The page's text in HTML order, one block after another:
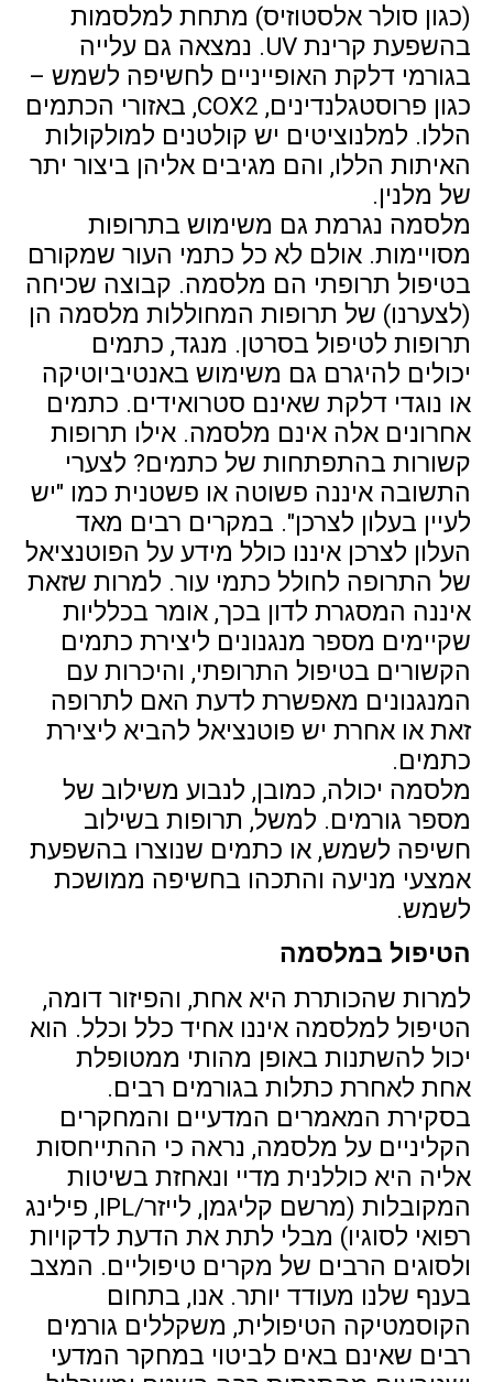
(כגון סולר אלסטוזיס) מתחת למלסמות
בהשפעת קרינת UV. נמצאה גם עלייה
בגורמי דלקת האופייניים לחשיפה לשמש –
כגון פרוסטגלנדינים, COX2, באזורי הכתמים
הללו. למלנוציטים יש קולטנים למולקולות
האיתות הללו, והם מגיבים אליהן ביצור יתר
של מלנין.
מלסמה נגרמת גם משימוש בתרופות
מסויימות. אולם לא כל כתמי העור שמקורם
בטיפול תרופתי הם מלסמה. קבוצה שכיחה
(לצערנו) של תרופות המחוללות מלסמה הן
תרופות לטיפול בסרטן. מנגד, כתמים
יכולים להיגרם גם משימוש באנטיביוטיקה
או נוגדי דלקת שאינם סטרואידים. כתמים
אחרונים אלה אינם מלסמה. אילו תרופות
קשורות בהתפתחות של כתמים? לצערי
התשובה איננה פשוטה או פשטנית כמו "יש
לעיין בעלון לצרכן". במקרים רבים מאד
העלון לצרכן איננו כולל מידע על הפוטנציאל
של התרופה לחולל כתמי עור. למרות שזאת
איננה המסגרת לדון בכך, אומר בכלליות
שקיימים מספר מנגנונים ליצירת כתמים
הקשורים בטיפול התרופתי, והיכרות עם
המנגנונים מאפשרת לדעת האם לתרופה
זאת או אחרת יש פוטנציאל להביא ליצירת
כתמים.
מלסמה יכולה, כמובן, לנבוע משילוב של
מספר גורמים. למשל, תרופות בשילוב
חשיפה לשמש, או כתמים שנוצרו בהשפעת
אמצעי מניעה והתכהו בחשיפה ממושכת
לשמש.
הטיפול במלסמה
למרות שהכותרת היא אחת, והפיזור דומה,
הטיפול למלסמה איננו אחיד כלל וכלל. הוא
יכול להשתנות באופן מהותי ממטופלת
אחת לאחרת כתלות בגורמים רבים.
בסקירת המאמרים המדעיים והמחקרים
הקליניים על מלסמה, נראה כי ההתייחסות
אליה היא כוללנית מדיי ונאחזת בשיטות
המקובלות (מרשם קליגמן, לייזר/IPL, פילינג
רפואי לסוגיו) מבלי לתת את הדעת לדקויות
ולסוגים הרבים של מקרים טיפוליים. המצב
בענף שלנו מעודד יותר. אנו, בתחום
הקוסמטיקה הטיפולית, משקללים גורמים
רבים שאינם באים לביטוי במחקר המדעי